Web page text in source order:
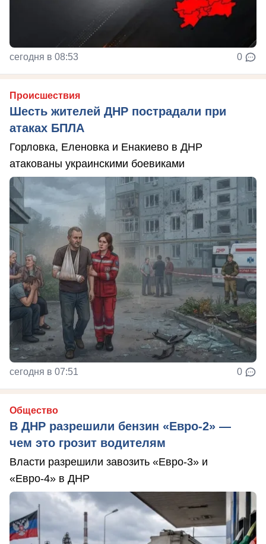
сегодня в 08:53 0
Происшествия
Шесть жителей ДНР пострадали при
атаках БПЛА
Горловка, Еленовка и Енакиево в ДНР
атакованы украинскими боевиками
сегодня в 07:51 0
Общество
В ДНР разрешили бензин «Евро-2» —
чем это грозит водителям
Власти разрешили завозить «Евро-3» и
«Евро-4» в ДНР